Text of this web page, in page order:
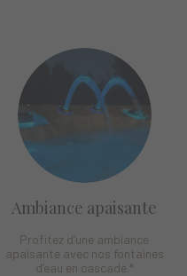
Ambiance apaisante
Profitez d’une ambiance
apaisante avec nos fontaines
d’eau en cascade.*